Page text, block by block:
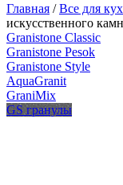
Главная /Все для
искусственного
Granistone Classic
Granistone Pesok
Granistone Style
AquaGranit
GraniMix
GS гранулы